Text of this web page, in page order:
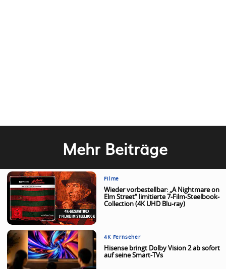
Mehr Beiträge
Filme
Wieder vorbestellbar: „A Nightmare on
Elm Street“ limitierte 7-Film-Steelbook-
Collection (4K UHD Blu-ray)
4K Fernseher
Hisense bringt Dolby Vision 2 ab sofort
auf seine Smart-TVs